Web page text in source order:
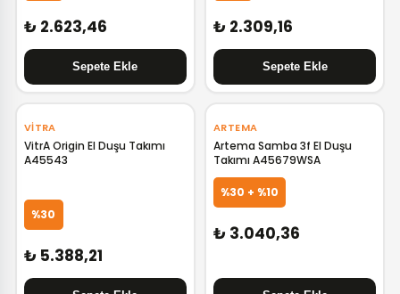
₺ 2.623,46 ₺ 2.309,16
VITRA
VitrA Origin El Duşu Takımı
A45543
%30
₺ 5.388,21
ARTEMA
Artema Samba 3f El Duşu
Takımı A45679WSA
%30 + %10
₺ 3.040,36